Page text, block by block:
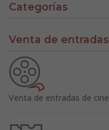
Categorías
Venta de entradas
Venta de entradas de cine